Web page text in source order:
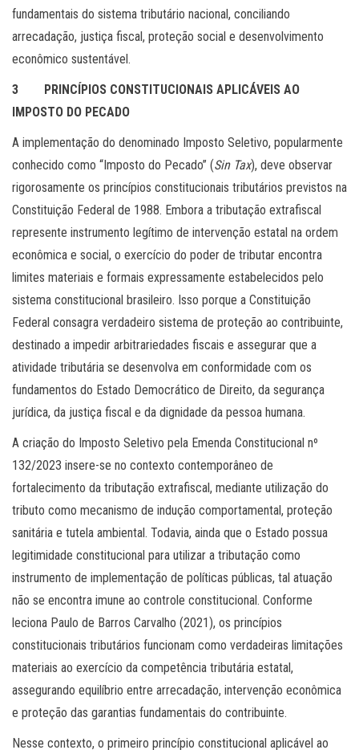
fundamentais do sistema tributário nacional, conciliando
arrecadação, justiça fiscal, proteção social e desenvolvimento
econômico sustentável.
3 PRINCÍPIOS CONSTITUCIONAIS APLICÁVEIS AO
IMPOSTO DO PECADO
A implementação do denominado Imposto Seletivo, popularmente
conhecido como “Imposto do Pecado” (Sin Tax), deve observar
rigorosamente os princípios constitucionais tributários previstos na
Constituição Federal de 1988. Embora a tributação extrafiscal
represente instrumento legítimo de intervenção estatal na ordem
econômica e social, o exercício do poder de tributar encontra
limites materiais e formais expressamente estabelecidos pelo
sistema constitucional brasileiro. Isso porque a Constituição
Federal consagra verdadeiro sistema de proteção ao contribuinte,
destinado a impedir arbitrariedades fiscais e assegurar que a
atividade tributária se desenvolva em conformidade com os
fundamentos do Estado Democrático de Direito, da segurança
jurídica, da justiça fiscal e da dignidade da pessoa humana.
A criação do Imposto Seletivo pela Emenda Constitucional nº
132/2023 insere-se no contexto contemporâneo de
fortalecimento da tributação extrafiscal, mediante utilização do
tributo como mecanismo de indução comportamental, proteção
sanitária e tutela ambiental. Todavia, ainda que o Estado possua
legitimidade constitucional para utilizar a tributação como
instrumento de implementação de políticas públicas, tal atuação
não se encontra imune ao controle constitucional. Conforme
leciona Paulo de Barros Carvalho (2021), os princípios
constitucionais tributários funcionam como verdadeiras limitações
materiais ao exercício da competência tributária estatal,
assegurando equilíbrio entre arrecadação, intervenção econômica
e proteção das garantias fundamentais do contribuinte.
Nesse contexto, o primeiro princípio constitucional aplicável ao